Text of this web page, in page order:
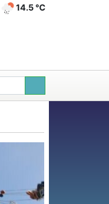
14.5 ℃